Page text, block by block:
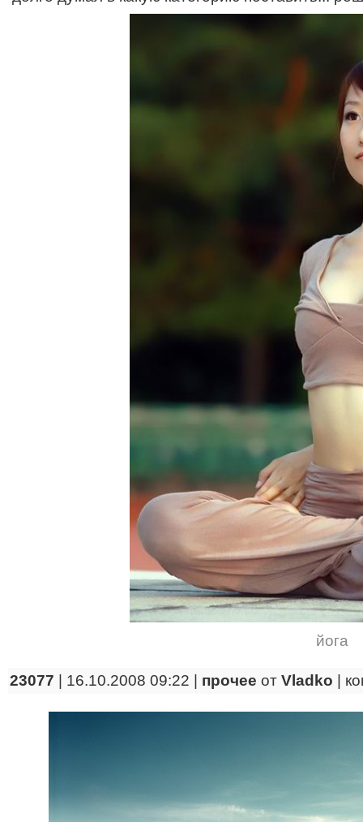
йога
23077 | 16.10.2008 09:22 | прочее от Vladko